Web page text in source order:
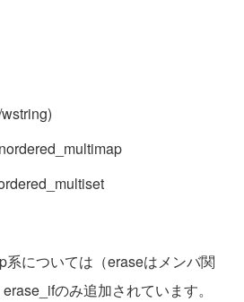
については（eraseはメンバ関
のみ追加されています。